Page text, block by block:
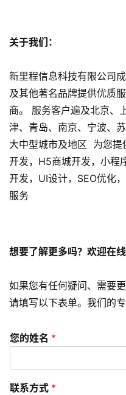
信
开
小
程
序
开
发
网
站
e
o
优
字
营
关于我们：
新里程信息科技有限公司
及其他著名品牌提供优质
商。 服务客户遍及北京、
津、青岛、南京、宁波、
大中型城市及地区 为您提
开发，H5商城开发，小程
开发，UI设计，SEO优化
服务
想要了解更多吗？欢迎在
如果您有任何疑问、需要
请填写以下表单。我们的
您的姓名 *
联系方式 *